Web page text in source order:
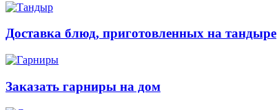
Доставка блюд, приготовленных на тандыре
Заказать гарниры на дом